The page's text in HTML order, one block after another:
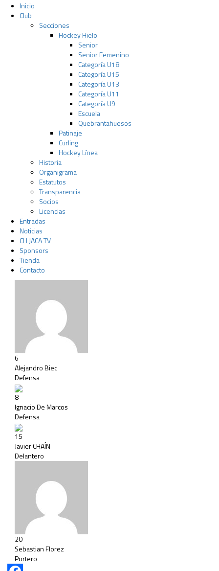
Inicio
Club
Secciones
Hockey Hielo
Senior
Senior Femenino
Categoría U18
Categoría U15
Categoría U13
Categoría U11
Categoría U9
Escuela
Quebrantahuesos
Patinaje
Curling
Hockey Línea
Historia
Organigrama
Estatutos
Transparencia
Socios
Licencias
Entradas
Noticias
CH JACA TV
Sponsors
Tienda
Contacto
6
Alejandro Biec
Defensa
8
Ignacio De Marcos
Defensa
15
Javier CHAÍN
Delantero
20
Sebastian Florez
Portero